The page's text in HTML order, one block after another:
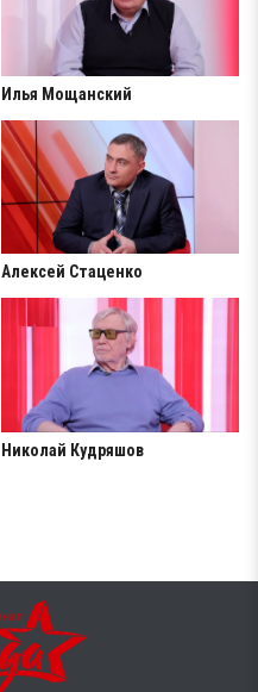
Илья Мощанский
Алексей Стаценко
Николай Кудряшов